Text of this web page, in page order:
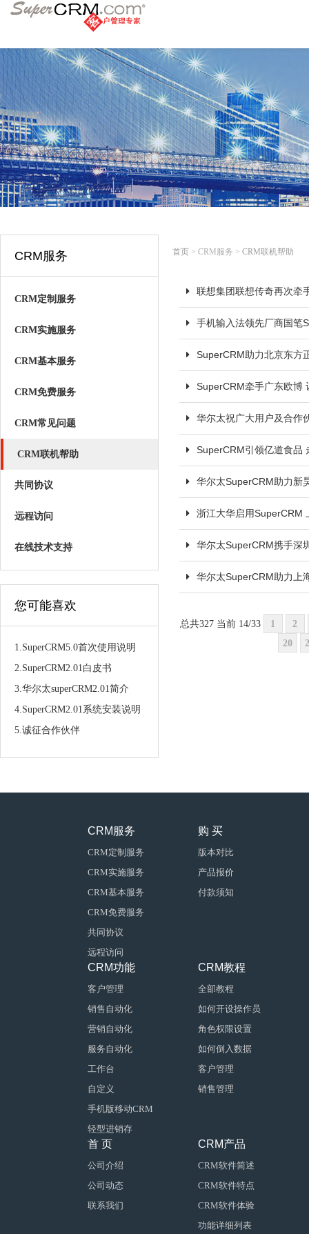
CRM服务
CRM定制服务
CRM实施服务
CRM基本服务
CRM免费服务
CRM常见问题
CRM联机帮助
共同协议
远程访问
在线技术支持
您可能喜欢
1.SuperCRM5.0首次使用说明
2.SuperCRM2.01白皮书
3.华尔太superCRM2.01简介
4.SuperCRM2.01系统安装说明
5.诚征合作伙伴
首页 > CRM服务 > CRM联机帮助
联想集团联想传奇再次牵
手机输入法领先厂商国笔
SuperCRM助力北京东方
SuperCRM牵手广东欧博
华尔太祝广大用户及合作
SuperCRM引领亿道食品
华尔太SuperCRM助力新
浙江大华启用SuperCRM
华尔太SuperCRM携手深
华尔太SuperCRM助力上
总共327 当前 14/33 1
2
20
购 买
版本对比
产品报价
付款须知
CRM服务
CRM定制服务
CRM实施服务
CRM基本服务
CRM免费服务
共同协议
远程访问
CRM教程
全部教程
如何开设操作员
角色权限设置
如何倒入数据
客户管理
销售管理
CRM功能
客户管理
销售自动化
营销自动化
服务自动化
工作台
自定义
手机版移动CRM
轻型进销存
CRM产品
CRM软件简述
CRM软件特点
CRM软件体验
功能详细列表
首 页
公司介绍
公司动态
联系我们